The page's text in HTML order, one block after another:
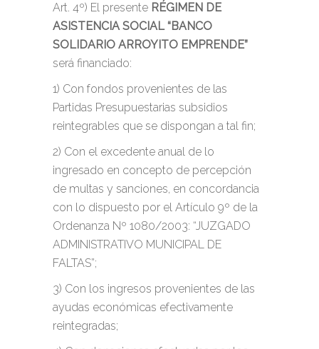
Art. 4º) El presente RÉGIMEN DE
ASISTENCIA SOCIAL “BANCO
SOLIDARIO ARROYITO EMPRENDE”
será financiado:
1) Con fondos provenientes de las
Partidas Presupuestarias subsidios
reintegrables que se dispongan a tal fin;
2) Con el excedente anual de lo
ingresado en concepto de percepción
de multas y sanciones, en concordancia
con lo dispuesto por el Artículo 9º de la
Ordenanza Nº 1080/2003: “JUZGADO
ADMINISTRATIVO MUNICIPAL DE
FALTAS”;
3) Con los ingresos provenientes de las
ayudas económicas efectivamente
reintegradas;